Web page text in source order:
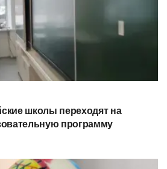
школы переходят на
программу